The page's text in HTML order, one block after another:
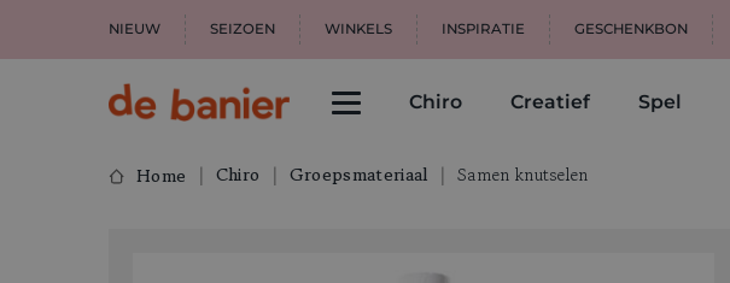
NIEUW SEIZOEN WINKELS INSPIRATIE GESCHENKBON
Chiro Creatief Spel
Home Chiro Groepsmateriaal Samen knutselen